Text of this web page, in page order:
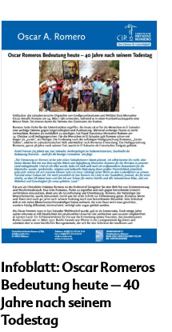
mehrere
Varianten
auf.
Optionen
können
auf
der
Produktseite
gewählt
werden
Infoblatt: Oscar Romeros
Bedeutung heute – 40
Jahre nach seinem
Todestag